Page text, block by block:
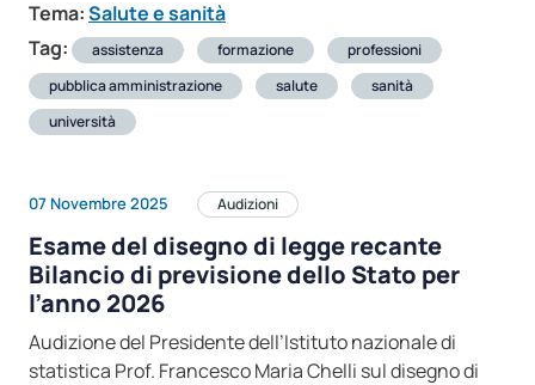
Tema:Salute e sanità
Tag:
assistenza formazione
professioni
pubblica amministrazione
salute
sanità
università
07 Novembre 2025 Audizioni
Esame del disegno di legge recante
Bilancio di previsione dello Stato per
l’anno 2026
Audizione del Presidente dell’Istituto nazionale di
statistica Prof. Francesco Maria Chelli sul disegno di